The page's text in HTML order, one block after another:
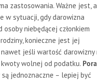
zastosowania. Ważne jest,
w sytuacji, gdy darowizna
osoby niebędącej członkiem
konieczne jest jej
nawet jeśli wartość darowizny
wolnej od podatku.
są jednoznaczne – lepiej być